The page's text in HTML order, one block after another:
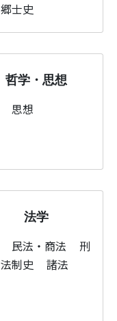
郷士史
哲学・思想
思想
法学
民法・商法
刑
法制史 諸法